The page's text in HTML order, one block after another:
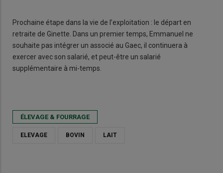
Prochaine étape dans la vie de l’exploitation : le départ en
retraite de Ginette. Dans un premier temps, Emmanuel ne
souhaite pas intégrer un associé au Gaec, il continuera à
exercer avec son salarié, et peut-être un salarié
supplémentaire à mi-temps.
ÉLEVAGE & FOURRAGE
ELEVAGE BOVIN LAIT